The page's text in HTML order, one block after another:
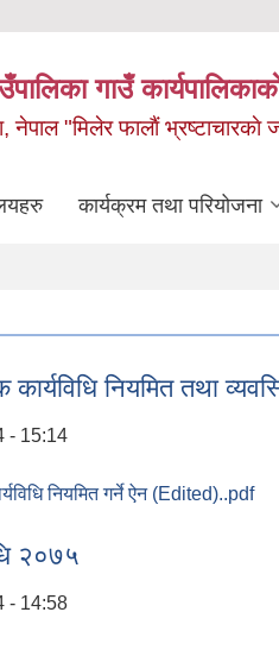
गाउँ
नेपाल "मिलेर फालाैं भ्रष्टाचारकाे
कार्यक्रम तथा परियोजना
कार्यविधि नियमित तथा
- 15:14
नियमित गर्ने ऐन (Edited)..pdf
२०७५
- 14:58